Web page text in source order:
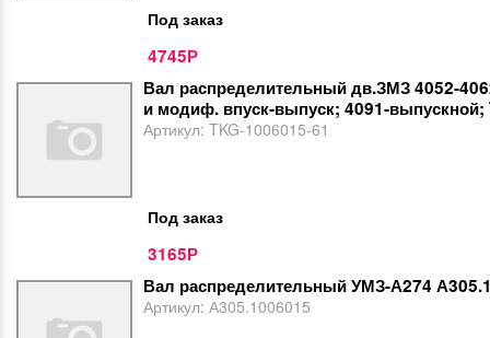
Под заказ
4745Р
Вал распределительный дв.ЗМЗ 4052-
и модиф. впуск-выпуск; 4091-выпускной;
Артикул: TKG-1006015-61
Под заказ
3165Р
Вал распределительный УМЗ-А274
Артикул: А305.1006015